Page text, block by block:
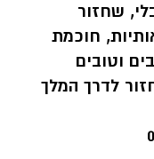
שחזור
חוכמת
וטובים
לדרך המלך